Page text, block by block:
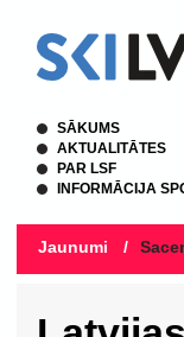
SĀKUMS
AKTUALITĀTES
PAR LSF
INFORMĀCIJA
Jaunumi /